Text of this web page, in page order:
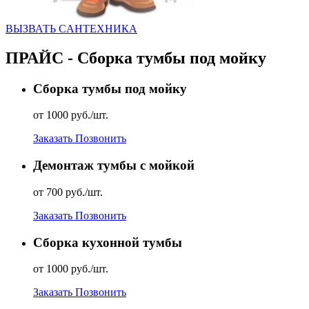
ВЫЗВАТЬ CАНТЕХНИКА
ПРАЙС - Сборка тумбы под мойку
Сборка тумбы под мойку
от 1000 руб./шт.
Заказать Позвонить
Демонтаж тумбы с мойкой
от 700 руб./шт.
Заказать Позвонить
Сборка кухонной тумбы
от 1000 руб./шт.
Заказать Позвонить